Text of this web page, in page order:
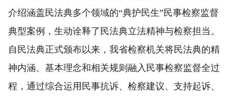
介绍涵盖民法典多个领域的“典护民生”民事检察监督
典型案例，生动诠释了民法典立法精神与检察担当。
自民法典正式颁布以来，我省检察机关将民法典的精
神内涵、基本理念和相关规则融入民事检察监督全过
程，通过综合运用民事抗诉、检察建议、支持起诉、